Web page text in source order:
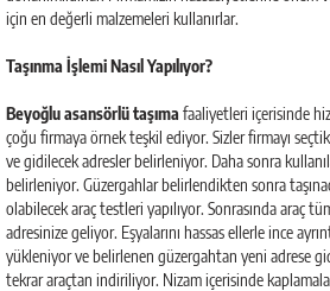
için en değerli malzemeleri kullanırlar.
Taşınma İşlemi Nasıl Yapılıyor?
Beyoğlu asansörlü taşıma faaliyetleri içerisinde
çoğu firmaya örnek teşkil ediyor. Sizler firmayı
ve gidilecek adresler belirleniyor. Daha sonra
belirleniyor. Güzergahlar belirlendikten sonra
olabilecek araç testleri yapılıyor. Sonrasında araç
adresinize geliyor. Eşyalarını hassas ellerle ince
yükleniyor ve belirlenen güzergahtan yeni adrese
tekrar araçtan indiriliyor. Nizam içerisinde